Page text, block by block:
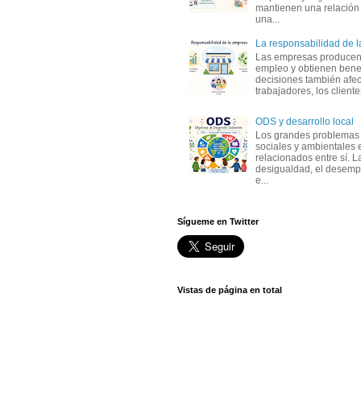
mantienen una
una...
La responsabilidad de
Las empresas
empleo y obtienen
decisiones también
trabajadores, los
ODS y desarrollo local
Los grandes
sociales y ambientales
relacionados entre sí.
desigualdad, el
e...
Sígueme en Twitter
Vistas de página en total